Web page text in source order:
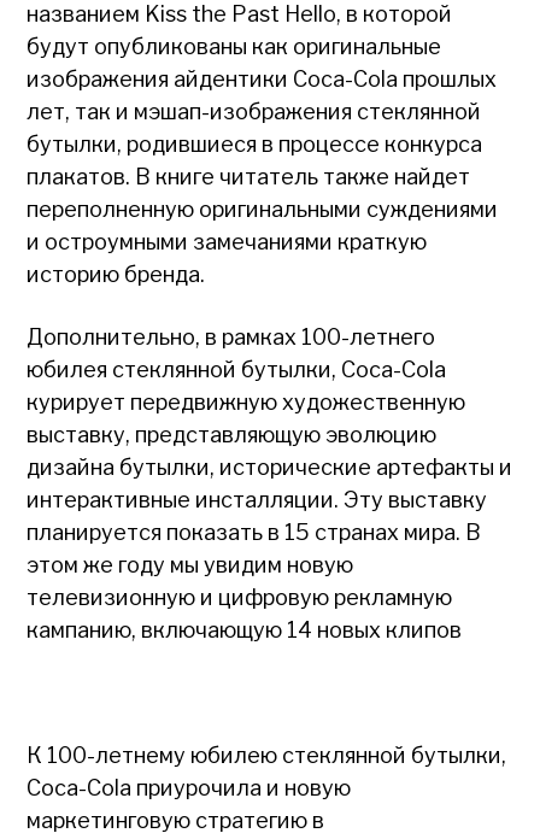
названием Kiss the Past Hello, в которой
будут опубликованы как оригинальные
изображения айдентики Coca-Cola прошлых
лет, так и мэшап-изображения стеклянной
бутылки, родившиеся в процессе конкурса
плакатов. В книге читатель также найдет
переполненную оригинальными суждениями
и остроумными замечаниями краткую
историю бренда.
Дополнительно, в рамках 100-летнего
юбилея стеклянной бутылки, Coca-Cola
курирует передвижную художественную
выставку, представляющую эволюцию
дизайна бутылки, исторические артефакты и
интерактивные инсталляции. Эту выставку
планируется показать в 15 странах мира. В
этом же году мы увидим новую
телевизионную и цифровую рекламную
кампанию, включающую 14 новых клипов
К 100-летнему юбилею стеклянной бутылки,
Coca-Cola приурочила и новую
маркетинговую стратегию в